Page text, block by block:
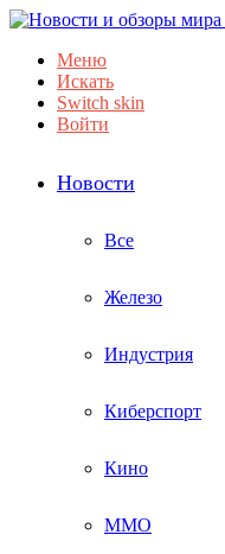
Меню
Искать
Switch skin
Войти
Новости
Все
Железо
Индустрия
Киберспорт
Кино
ММО